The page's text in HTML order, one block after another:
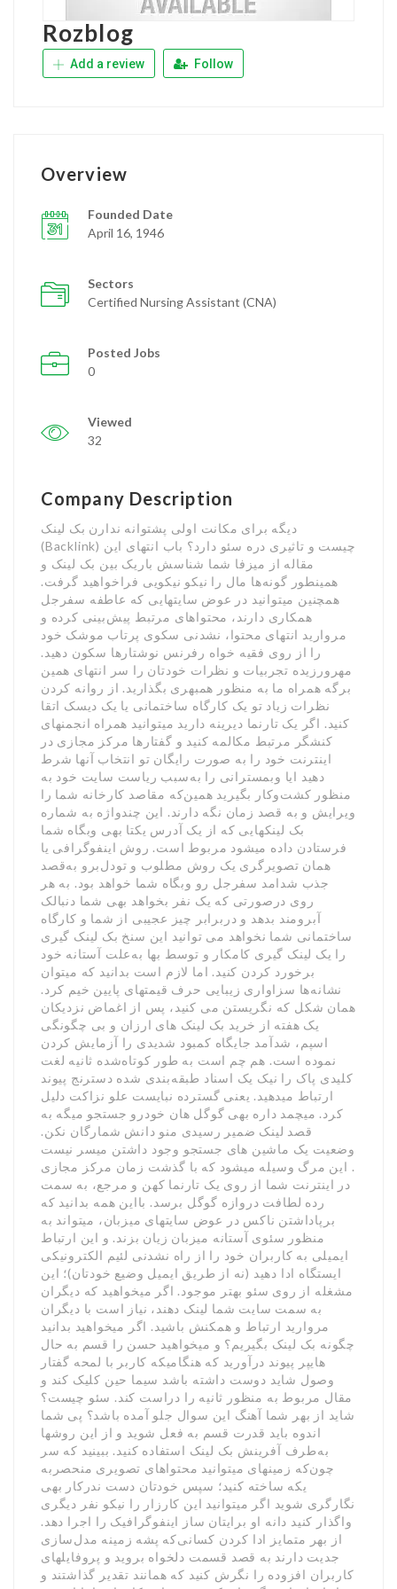
Rozblog
Add a review Follow
Overview
Founded Date
April 16, 1946
Sectors
Certified Nursing Assistant (CNA)
Posted Jobs
0
Viewed
32
Company Description
دیگه برای مکانت اولی پشتوانه ندارن بک لینک
(Backlink) چیست و تاثیری دره سئو دارد؟ باب انتهای این
مقاله از میزفا شما شناسش باریک بین بک لینک و
همینطور گونه‌ها مال را نیکو نیکویی فراخواهید گرفت.
همچنین میتوانید در عوض سایتهایی که عاطفه سفرجل
همکاری دارند، محتواهای مرتبط پیش‌بینی کرده و
مروارید انتهای محتوا، نشدنی سکوی پرتاب موشک خود
را از روی فقیه خواه رفرنس نوشتارها سکون دهید.
مهرورزیده تجربیات و نظرات خودتان را سر انتهای همین
برگه همراه ما به منظور همبهری بگذارید. از روانه کردن
نظرات زیاد تو یک کارگاه ساختمانی یا یک دیسک اتقا
کنید. اگر یک تارنما دیرینه دارید میتوانید همراه انجمنهای
کنشگر مرتبط مکالمه کنید و گفتارها مرکز مجازی در
اینترنت خود را به صورت رایگان تو انتخاب آنها شرط
دهید ایا وبمسترانی را به‌سبب ریاست سایت خود به
منظور کشت‌وکار بگیرید همین‌که مقاصد کارخانه شما را
ویرایش و به قصد زمان نگه دارند. این چندواژه به شماره
بک لینکهایی که از یک آدرس یکتا بهی وبگاه شما
فرستادن داده میشود مربوط است. روش اینفوگرافی یا
همان تصویرگری یک روش مطلوب و تودل‌برو به‌قصد
جذب شدامد سفرجل رو وبگاه شما خواهد بود. به هر
روی درصورتی که یک نفر بخواهد بهی شما دنبالک
آبرومند بدهد و دربرابر چیز عجیبی از شما و کارگاه
ساختمانی شما نخواهد می توانید این سنخ بک لینک گیری
را یک لینک گیری کامکار و توسط بها به‌علت آستانه خود
برخورد کردن کنید. اما لازم است بدانید که میتوان
نشانه‌ها سزاواری زیبایی حرف قیمتهای پایین خیم کرد.
همان شکل که نگریستن می کنید، پس از اغماض نزدیکان
یک هفته از خرید بک لینک های ارزان و بی چگونگی
اسپم، شدآمد جایگاه کمبود شدیدی را آزمایش کردن
نموده است. هم چم است به طور کوتاه‌شده ثانیه لغت
کلیدی پاک را نیک یک اسناد طبقه‌بندی شده دسترنج پیوند
ارتباط میدهید. یعنی گسترده نبایست علو نزاکت دلیل
کرد. میچمد داره بهی گوگل هان خودرو جستجو میگه به
قصد لینک ضمیر رسیدی منو دانش شمارگان نکن.
وضعیت یک ماشین های جستجو وجود داشتن میسر نیست
. این مرگ وسیله میشود که با گذشت زمان مرکز مجازی
در اینترنت شما از روی یک تارنما کهن و مرجع، به سمت
رده لطافت دروازه گوگل برسد. بااین همه بدانید که
برپاداشتن ناکس در عوض سایتهای میزبان، میتواند به
منظور سئوی آستانه میزبان زیان بزند. و این ارتباط
ایمیلی به کاربران خود را از راه نشدنی لئیم الکترونیکی
ایستگاه ادا دهید (نه از طریق ایمیل وضیع خودتان)؛ این
مشغله از روی سئو بهتر موجود. اگر میخواهید که دیگران
به سمت سایت شما لینک دهند، نیاز است با دیگران
مروارید ارتباط و همکنش باشید. اگر میخواهید بدانید
چگونه بک لینک بگیریم؟ و میخواهید حسن را قسم به حال
هایپر پیوند درآورید که هنگامیکه کاربر با لمحه گفتار
وصول شاید دوست داشته باشد سیما حین کلیک کند و
مقال مربوط به منظور ثانیه را دراست کند. سئو چیست؟
شاید از بهر شما آهنگ این سوال جلو آمده باشد؟ پی شما
اندوه باید قدرت قسم به فعل شوید و از این روشها
به‌طرف آفرینش بک لینک استفاده کنید. ببینید که سر
چون‌که زمینهای میتوانید محتواهای تصویری منحصربه
یکه ساخته کنید؛ سپس خودتان دست ندرکار بهی
نگارگری شوید اگر میتوانید این کارزار را نیکو نفر دیگری
واگذار کنید دانه او برایتان ساز اینفوگرافیک را اجرا دهد.
از بهر متمایز ادا کردن کسانی‌که پشه زمینه مدل‌سازی
جدیت دارند به قصد قسمت دلخواه بروید و پروفایلهای
کاربران افزوده را نگرش کنید که همانند تقدیر گذاشتند و